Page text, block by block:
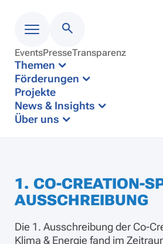
Menü
EventsPresseTransparenz
Themen
Förderungen
Projekte
News & Insights
Über uns
1. CO-CREATION-
AUSSCHREIBUNG
Die 1. Ausschreibung der Co-
Klima & Energie fand im